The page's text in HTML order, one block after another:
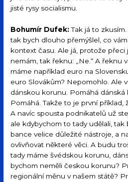
jisté rysy socialismu.
Bohumír Dufek:Tak já to
tak bych dlouho přemýšlel, co
kontext času. Ale já, protože
nemám, tak řeknu: „Ne.“ A řeknu
máme například euro na
euro Slovákům? Nepomohlo. Ale
dánskou korunu. Pomáhá dánská
Pomáhá. Takže to je první příklad,
A navíc spousta podnikatelů už
ale kdybychom to tady udělali, tak
bance velice důležité nástroje, a
ovlivňovat některé věci. A budu
tady máme švédskou korunu,
bychom neměli českou korunu?
regionální měnu v našem státě?